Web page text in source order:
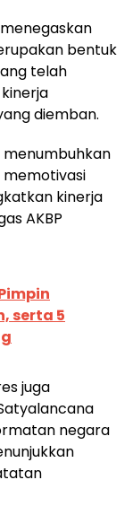
bentuk
telah
diemban.
menumbuhkan
memotivasi
kinerja
AKBP
serta 5
juga
negara